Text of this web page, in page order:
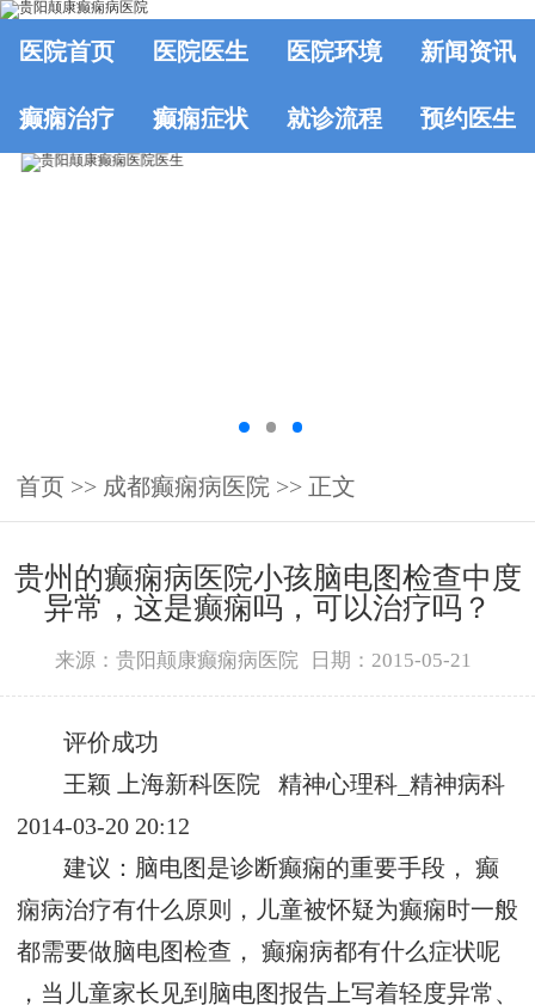
医院首页 医院医生 医院环境 新闻资讯
癫痫治疗 癫痫症状 就诊流程 预约医生
首页 >> 成都癫痫病医院 >> 正文
贵州的癫痫病医院小孩脑电图检查中度
异常，这是癫痫吗，可以治疗吗？
来源：贵阳颠康癫痫病医院 日期：2015-05-21
评价成功
王颖 上海新科医院 精神心理科_精神病科
2014-03-20 20:12
建议： 脑电图是诊断癫痫的重要手段，癫
痫病治疗有什么原则
，儿童被怀疑为癫痫时一般
都需要做脑电图检查， 癫痫病都有什么症状呢
，当儿童家长见到脑电图报告上写着轻度异常、